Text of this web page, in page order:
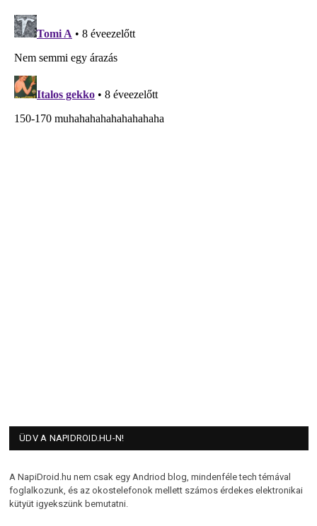
ÜDV A NAPIDROID.HU-N!
A NapiDroid.hu nem csak egy Andriod blog, mindenféle tech témával
foglalkozunk, és az okostelefonok mellett számos érdekes elektronikai
kütyüt igyekszünk bemutatni.